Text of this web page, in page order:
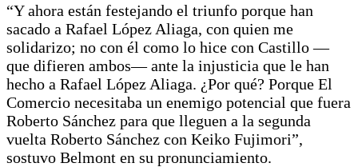
“Y ahora están festejando el triunfo porque han
sacado a Rafael López Aliaga, con quien me
solidarizo; no con él como lo hice con Castillo —
que difieren ambos— ante la injusticia que le han
hecho a Rafael López Aliaga. ¿Por qué? Porque El
Comercio necesitaba un enemigo potencial que fuera
Roberto Sánchez para que lleguen a la segunda
vuelta Roberto Sánchez con Keiko Fujimori”,
sostuvo Belmont en su pronunciamiento.